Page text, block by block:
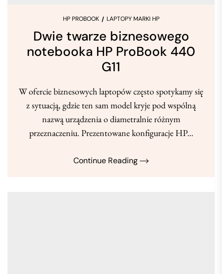
HP PROBOOK LAPTOPY MARKI HP
Dwie twarze biznesowego
notebooka HP ProBook 440
G11
W ofercie biznesowych laptopów często spotykamy się
z sytuacją, gdzie ten sam model kryje pod wspólną
nazwą urządzenia o diametralnie różnym
przeznaczeniu. Prezentowane konfiguracje HP...
Continue Reading